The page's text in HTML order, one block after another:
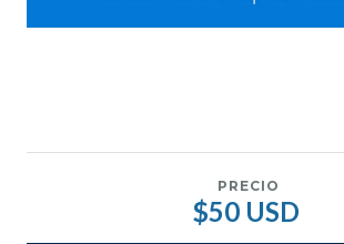
PRECIO
$50 USD